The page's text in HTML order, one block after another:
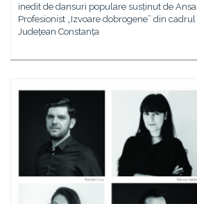
inedit de dansuri populare susținut de
Profesionist „Izvoare dobrogene” din
Județean Constanța